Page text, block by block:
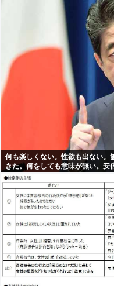
何も楽しくない。性欲も出ない。
きた。何をしても意味が無い。安